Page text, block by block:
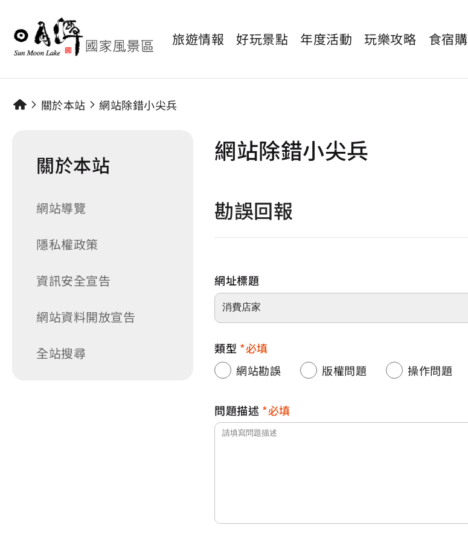
旅遊情報 好玩景點 年度活動 玩樂攻略 食宿購
關於本站 網站除錯小尖兵
關於本站
網站導覽
隱私權政策
資訊安全宣告
網站資料開放宣告
全站搜尋
網站除錯小尖兵
勘誤回報
網址標題
類型
必填
網站勘誤
版權問題 操作問題
問題描述 必填